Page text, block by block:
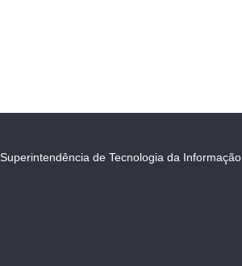
Superintendência de Tecnologia da Informação